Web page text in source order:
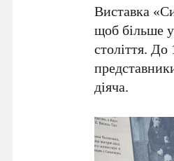
Виставка
щоб більше
століття.
діяча.